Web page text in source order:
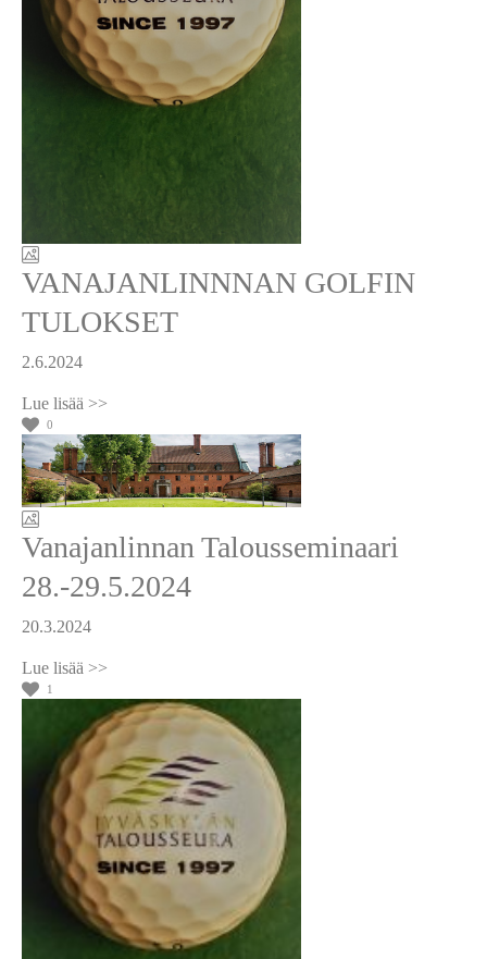
VANAJANLINNNAN GOLFIN
TULOKSET
2.6.2024
0
Vanajanlinnan Talousseminaari
28.-29.5.2024
20.3.2024
1